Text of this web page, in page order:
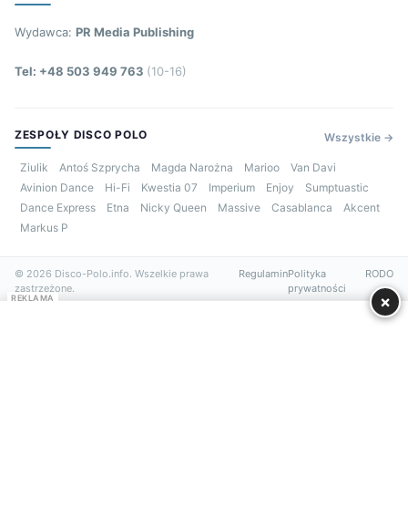
Wydawca: PR Media Publishing
Tel: +48 503 949 763 (10-16)
ZESPOŁY DISCO POLO Wszystkie →
Ziulik Antoś Szprycha Magda Narożna Marioo
Van Davi
Avinion Dance
Hi-Fi Kwestia 07 Imperium Enjoy
Sumptuastic
Dance Express
Etna Nicky Queen Massive Casablanca
Akcent
Markus P
© 2026 Disco-Polo.info. Wszelkie prawa
zastrzeżone.
RegulaminPolityka
prywatności
RODO
REKLAMA ×